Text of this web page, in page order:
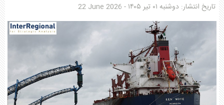
تاریخ انتشار: دوشنبه ۰۱ تير ۱۴۰۵ -
22 June 2026